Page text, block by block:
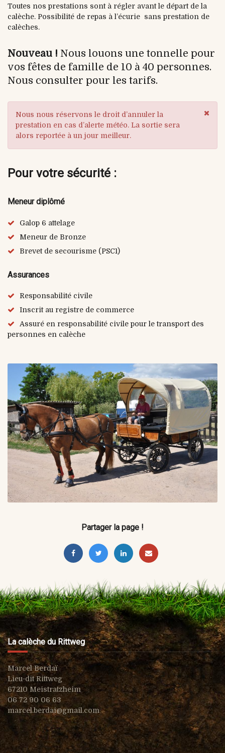
Toutes nos prestations sont à régler avant le départ de la
calèche. Possibilité de repas à l’écurie sans prestation de
calèches.
Nouveau ! Nous louons une tonnelle pour
vos fêtes de famille de 10 à 40 personnes.
Nous consulter pour les tarifs.
Nous nous réservons le droit d’annuler la
prestation en cas d’alerte météo. La sortie sera
alors reportée à un jour meilleur.
Pour votre sécurité :
Meneur diplômé
Galop 6 attelage
Meneur de Bronze
Brevet de secourisme (PSC1)
Assurances
Responsabilité civile
Inscrit au registre de commerce
Assuré en responsabilité civile pour le transport des
personnes en calèche
Partager la page !
La calèche du Rittweg
Marcel Berdaï
Lieu-dit Rittweg
67210 Meistratzheim
06 72 90 06 63
marcel.berdai@gmail.com